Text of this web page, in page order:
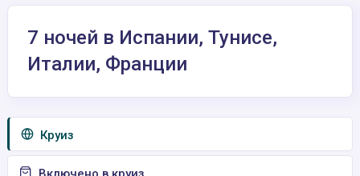
7 ночей в Испании, Тунисе,
Италии, Франции
Круиз